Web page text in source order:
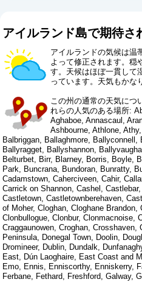
アイルランド島で期待さ
アイルランドの気候は温
よって修正されます。穏
す。天候はほぼ一貫して
っています。天気もかな
この州の通常の天気につ
れらの人気のある場所:
Aghaboe, Annascaul,
Ashbourne, Athlone,
Balbriggan, Ballaghmore,
Ballyragget, Ballyshannon,
Belturbet, Birr, Blarney, Borris, Boyle,
Park, Buncrana, Bundoran, Bunratty,
Cadamstown, Caherciveen, Cahir,
Carrick on Shannon, Cashel,
Castletown, Castletownberehaven,
of Moher, Cloghan, Cloghane Brandon,
Clonbullogue, Clonbur, Clonmacnoise,
Craggaunowen, Croghan,
Peninsula, Donegal Town, Doolin,
Dromineer, Dublin, Dundalk,
East, Dún Laoghaire, East Coast and
Emo, Ennis, Enniscorthy, Enniskerry,
Ferbane, Fethard, Freshford, Galway,